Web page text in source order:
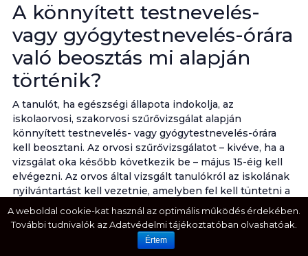
A könnyített testnevelés-
vagy gyógytestnevelés-órára
való beosztás mi alapján
történik?
A tanulót, ha egészségi állapota indokolja, az
iskolaorvosi, szakorvosi szűrővizsgálat alapján
könnyített testnevelés- vagy gyógytestnevelés-órára
kell beosztani. Az orvosi szűrővizsgálatot – kivéve, ha a
vizsgálat oka később következik be – május 15-éig kell
elvégezni. Az orvos által vizsgált tanulókról az iskolának
nyilvántartást kell vezetnie, amelyben fel kell tüntetni a
felvételi állapotot és az ellenőrző vizsgálatok
eredményét.
A könnyített testnevelés-órát az iskolaorvosi, szakorvosi
vélemény alapján a testnevelésóra vagy az iskola által
A weboldal cookie-kat használ az optimális működés érdekében.
További tudnivalók az Adatvédelmi tájékoztatóban olvashatóak.
Értem